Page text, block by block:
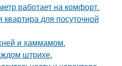
работает на комфорт.
для посуточной
и хаммамом.
штрихе.